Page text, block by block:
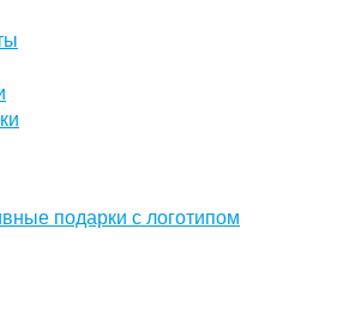
подарки с логотипом